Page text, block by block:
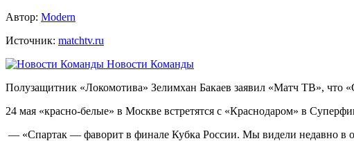
Автор: Modern
Источник: matchtv.ru
Новости Команды
Полузащитник «Локомотива» Зелимхан Бакаев заявил «Матч ТВ», что
24 мая «красно‑белые» в Москве встретятся с «Краснодаром» в
— «Спартак — фаворит в финале Кубка России. Мы видели недавно в